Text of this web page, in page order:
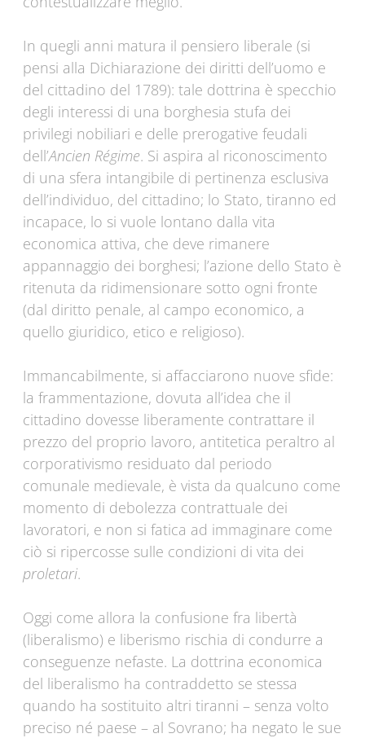
In quegli anni matura il pensiero liberale (si
pensi alla Dichiarazione dei diritti dell’uomo e
del cittadino del 1789): tale dottrina è specchio
degli interessi di una borghesia stufa dei
privilegi nobiliari e delle prerogative feudali
dell’Ancien Régime. Si aspira al riconoscimento
di una sfera intangibile di pertinenza esclusiva
dell’individuo, del cittadino; lo Stato, tiranno ed
incapace, lo si vuole lontano dalla vita
economica attiva, che deve rimanere
appannaggio dei borghesi; l’azione dello Stato è
ritenuta da ridimensionare sotto ogni fronte
(dal diritto penale, al campo economico, a
quello giuridico, etico e religioso).
Immancabilmente, si affacciarono nuove sfide:
la frammentazione, dovuta all’idea che il
cittadino dovesse liberamente contrattare il
prezzo del proprio lavoro, antitetica peraltro al
corporativismo residuato dal periodo
comunale medievale, è vista da qualcuno come
momento di debolezza contrattuale dei
lavoratori, e non si fatica ad immaginare come
ciò si ripercosse sulle condizioni di vita dei
proletari.
Oggi come allora la confusione fra libertà
(liberalismo) e liberismo rischia di condurre a
conseguenze nefaste. La dottrina economica
del liberalismo ha contraddetto se stessa
quando ha sostituito altri tiranni – senza volto
preciso né paese – al Sovrano; ha negato le sue